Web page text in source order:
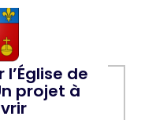
de
projet à